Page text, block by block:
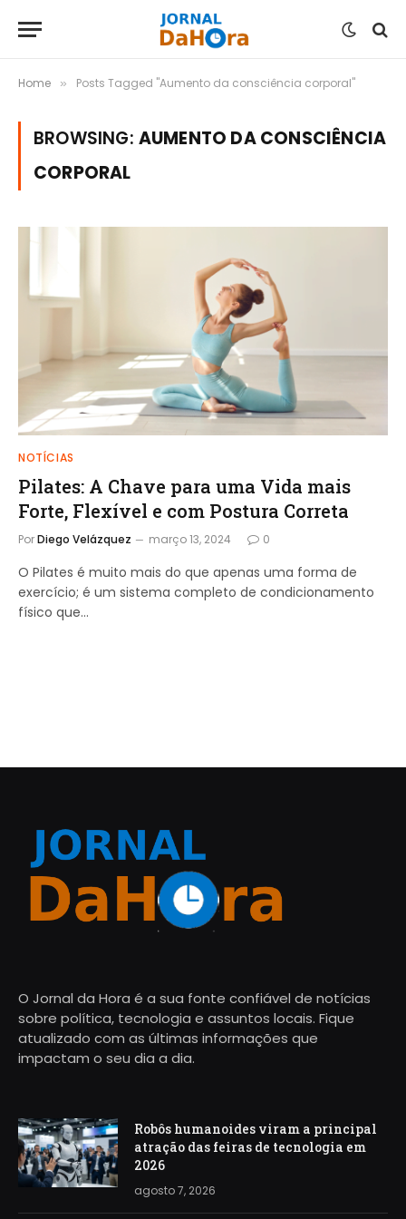
Home » Posts Tagged "Aumento da consciência corporal"
BROWSING: AUMENTO DA CONSCIÊNCIA
CORPORAL
NOTÍCIAS
Pilates: A Chave para uma Vida mais
Forte, Flexível e com Postura Correta
PorDiego Velázquez março 13, 2024 0
O Pilates é muito mais do que apenas uma forma de
exercício; é um sistema completo de condicionamento
físico que…
O Jornal da Hora é a sua fonte confiável de notícias
sobre política, tecnologia e assuntos locais. Fique
atualizado com as últimas informações que
impactam o seu dia a dia.
Robôs humanoides viram a principal
atração das feiras de tecnologia em
2026
agosto 7, 2026